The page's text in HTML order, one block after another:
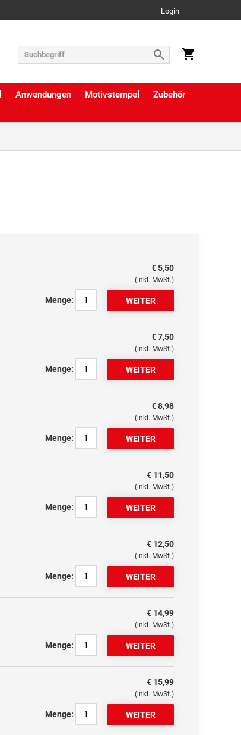
Login
Anwendungen Motivstempel
Zubehör
€ 5,50
(inkl. MwSt.)
Menge:
€ 7,50
(inkl. MwSt.)
Menge:
€ 8,98
(inkl. MwSt.)
Menge:
€ 11,50
(inkl. MwSt.)
Menge:
€ 12,50
(inkl. MwSt.)
Menge:
€ 14,99
(inkl. MwSt.)
Menge:
€ 15,99
(inkl. MwSt.)
Menge: